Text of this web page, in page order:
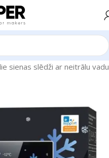
sienas slēdži ar neitrālu vadu